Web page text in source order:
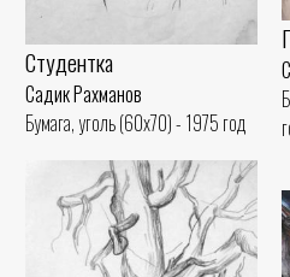
Студентка
Садик Рахманов
Бумага, уголь (60x70) - 1975 год